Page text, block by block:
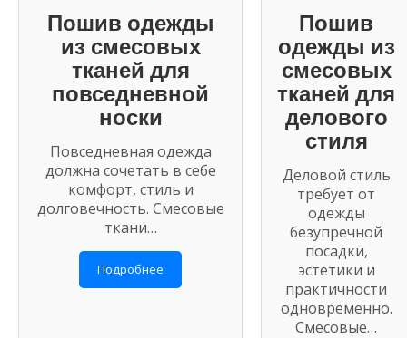
Пошив одежды
из смесовых
тканей для
повседневной
носки
Повседневная одежда
должна сочетать в себе
комфорт, стиль и
долговечность. Смесовые
ткани…
Подробнее
Пошив
одежды из
смесовых
тканей для
делового
стиля
Деловой стиль
требует от
одежды
безупречной
посадки,
эстетики и
практичности
одновременно.
Смесовые…